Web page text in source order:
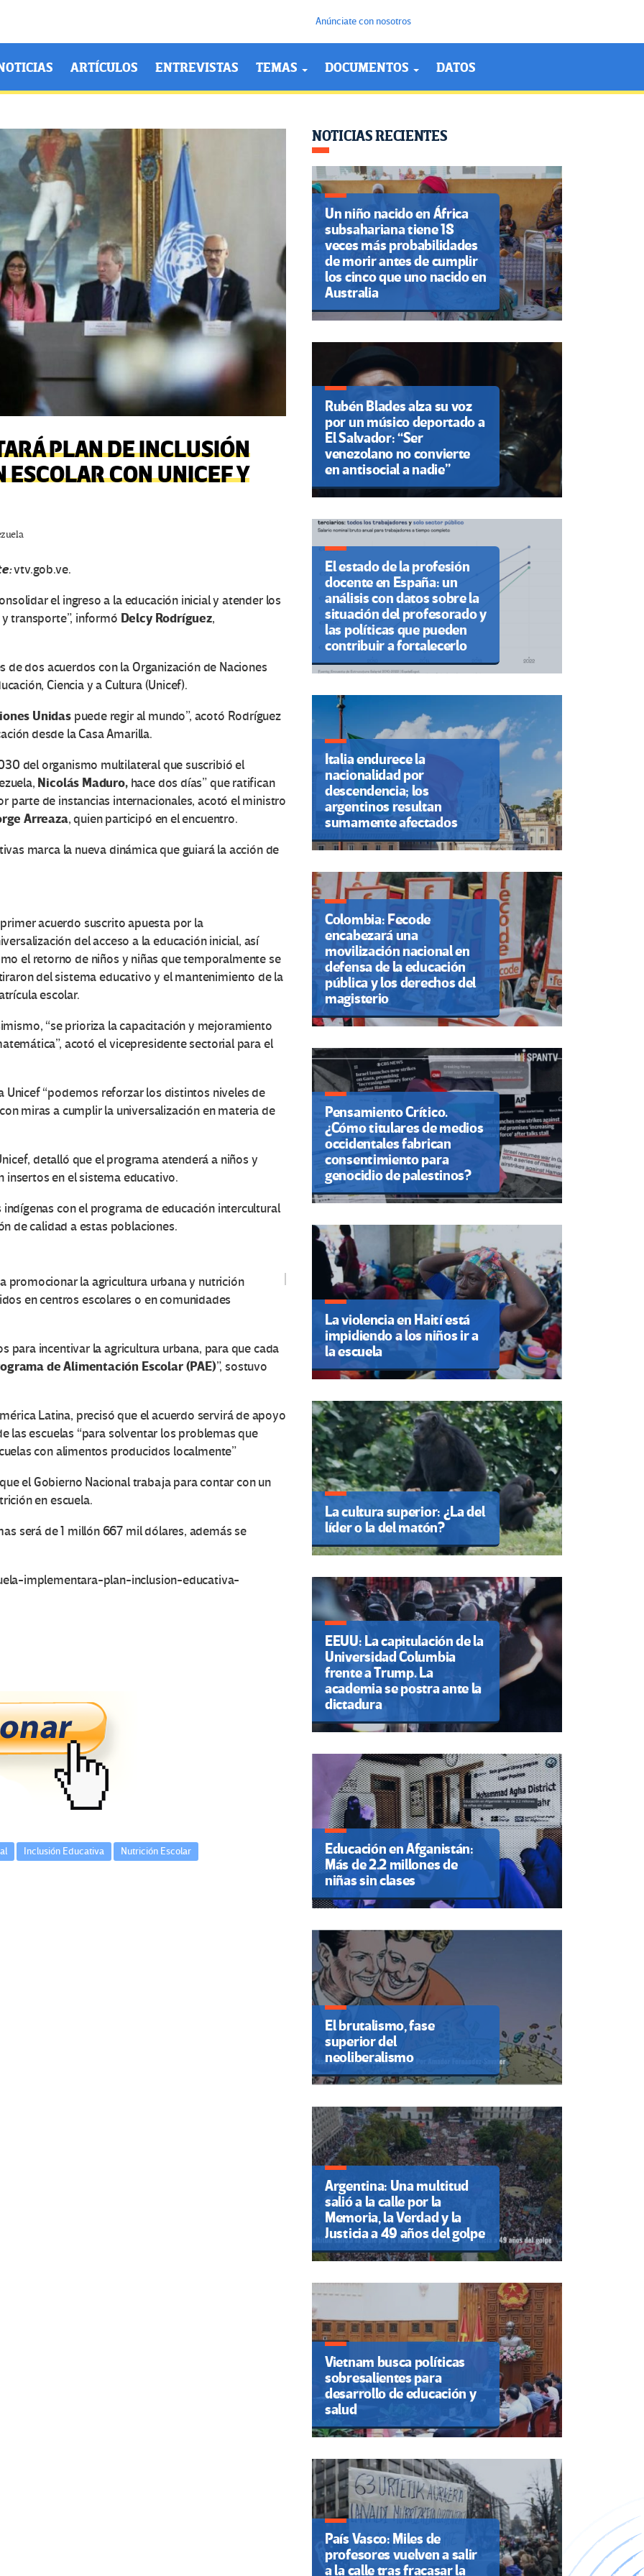
Anúnciate con nosotros
ARTÍCULOS ENTREVISTAS TEMAS DOCUMENTOS DATOS
PLAN DE INCLUSIÓN
CON UNICEF Y
vtv.gob.ve.
el ingreso a la educación inicial y atender los
transporte”, informó Delcy Rodríguez,
dos acuerdos con la Organización de Naciones
Ciencia y a Cultura (Unicef).
Unidaspuede regir al mundo”, acotó Rodríguez
desde la Casa Amarilla.
del organismo multilateral que suscribió el
Nicolás Maduro,hace dos días” que ratifican
parte de instancias internacionales, acotó el ministro
Arreaza, quien participó en el encuentro.
marca la nueva dinámica que guiará la acción de
primer acuerdo suscrito apuesta por la
del acceso a la educación inicial, así
el retorno de niños y niñas que temporalmente se
del sistema educativo y el mantenimiento de la
escolar.
“se prioriza la capacitación y mejoramiento
acotó el vicepresidente sectorial para el
Unicef “podemos reforzar los distintos niveles de
miras a cumplir la universalización en materia de
detalló que el programa atenderá a niños y
insertos en el sistema educativo.
con el programa de educación intercultural
de calidad a estas poblaciones.
promocionar la agricultura urbana y nutrición
en centros escolares o en comunidades
para incentivar la agricultura urbana, para que cada
de Alimentación Escolar (PAE)”, sostuvo
Latina, precisó que el acuerdo servirá de apoyo
las escuelas “para solventar los problemas que
con alimentos producidos localmente”
el Gobierno Nacional trabaja para contar con un
en escuela.
será de 1 millón 667 mil dólares, además se
implementara-plan-inclusion-educativa-
Inclusión Educativa Nutrición Escolar
NOTICIAS RECIENTES
Un niño nacido en África
subsahariana tiene 18
veces más probabilidades
de morir antes de cumplir
los cinco que uno nacido en
Australia
Rubén Blades alza su voz
por un músico deportado a
El Salvador: “Ser
venezolano no convierte
en antisocial a nadie”
El estado de la profesión
docente en España: un
análisis con datos sobre la
situación del profesorado y
las políticas que pueden
contribuir a fortalecerlo
Italia endurece la
nacionalidad por
descendencia; los
argentinos resultan
sumamente afectados
Colombia: Fecode
encabezará una
movilización nacional en
defensa de la educación
pública y los derechos del
magisterio
Pensamiento Crítico.
¿Cómo titulares de medios
occidentales fabrican
consentimiento para
genocidio de palestinos?
La violencia en Haití está
impidiendo a los niños ir a
la escuela
La cultura superior: ¿La del
líder o la del matón?
EEUU: La capitulación de la
Universidad Columbia
frente a Trump. La
academia se postra ante la
dictadura
Educación en Afganistán:
Más de 2.2 millones de
niñas sin clases
El brutalismo, fase
superior del
neoliberalismo
Argentina: Una multitud
salió a la calle por la
Memoria, la Verdad y la
Justicia a 49 años del golpe
Vietnam busca políticas
sobresalientes para
desarrollo de educación y
salud
País Vasco: Miles de
profesores vuelven a salir
a la calle tras fracasar la